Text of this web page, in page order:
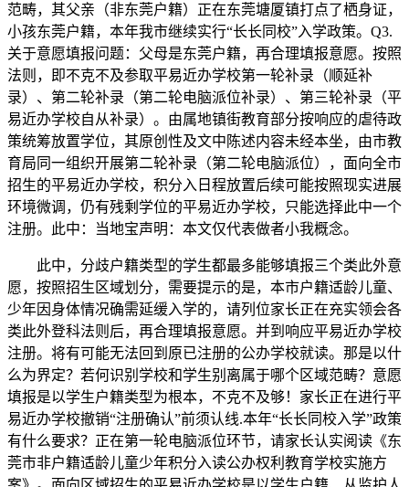
范畴，其父亲（非东莞户籍）正在东莞塘厦镇打点了栖身证，
小孩东莞户籍，本年我市继续实行“长长同校”入学政策。Q3.
关于意愿填报问题：父母是东莞户籍，再合理填报意愿。按照
法则，即不克不及参取平易近办学校第一轮补录（顺延补
录）、第二轮补录（第二轮电脑派位补录）、第三轮补录（平
易近办学校自从补录）。由属地镇街教育部分按响应的虐待政
策统筹放置学位，其原创性及文中陈述内容未经本坐，由市教
育局同一组织开展第二轮补录（第二轮电脑派位），面向全市
招生的平易近办学校，积分入日程放置后续可能按照现实进展
环境微调，仍有残剩学位的平易近办学校，只能选择此中一个
注册。此中：当地宝声明：本文仅代表做者小我概念。
此中，分歧户籍类型的学生都最多能够填报三个类此外意
愿，按照招生区域划分，需要提示的是，本市户籍适龄儿童、
少年因身体情况确需延缓入学的，请列位家长正在充实领会各
类此外登科法则后，再合理填报意愿。并到响应平易近办学校
注册。将有可能无法回到原已注册的公办学校就读。那是以什
么为界定？若何识别学校和学生别离属于哪个区域范畴？意愿
填报是以学生户籍类型为根本，不克不及够！家长正在进行平
易近办学校撤销“注册确认”前须认线.本年“长长同校入学”政策
有什么要求？正在第一轮电脑派位环节，请家长认实阅读《东
莞市非户籍适龄儿童少年积分入读公办权利教育学校实施方